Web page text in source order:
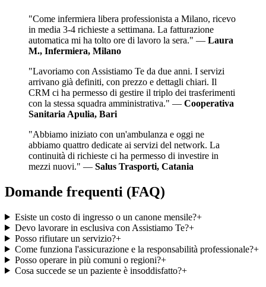
"Come infermiera libera professionista a Milano, ricevo
in media 3-4 richieste a settimana. La fatturazione
automatica mi ha tolto ore di lavoro la sera." — Laura
M., Infermiera, Milano
"Lavoriamo con Assistiamo Te da due anni. I servizi
arrivano già definiti, con prezzo e dettagli chiari. Il
CRM ci ha permesso di gestire il triplo dei trasferimenti
con la stessa squadra amministrativa." — Cooperativa
Sanitaria Apulia, Bari
"Abbiamo iniziato con un'ambulanza e oggi ne
abbiamo quattro dedicate ai servizi del network. La
continuità di richieste ci ha permesso di investire in
mezzi nuovi." — Salus Trasporti, Catania
Domande frequenti (FAQ)
Esiste un costo di ingresso o un canone mensile?+
Devo lavorare in esclusiva con Assistiamo Te?+
Posso rifiutare un servizio?+
Come funziona l'assicurazione e la responsabilità professionale?+
Posso operare in più comuni o regioni?+
Cosa succede se un paziente è insoddisfatto?+